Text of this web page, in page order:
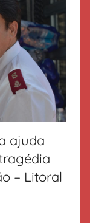
ajuda
– Litoral